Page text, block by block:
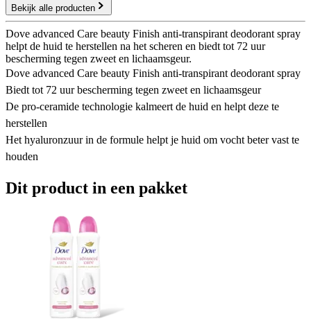
Bekijk alle producten
Dove advanced Care beauty Finish anti-transpirant deodorant spray
helpt de huid te herstellen na het scheren en biedt tot 72 uur
bescherming tegen zweet en lichaamsgeur.
Dove advanced Care beauty Finish anti-transpirant deodorant spray
Biedt tot 72 uur bescherming tegen zweet en lichaamsgeur
De pro-ceramide technologie kalmeert de huid en helpt deze te
herstellen
Het hyaluronzuur in de formule helpt je huid om vocht beter vast te
houden
Dit product in een pakket